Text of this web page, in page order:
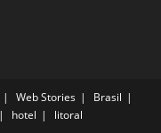
Web Stories
Brasil
hotel litoral